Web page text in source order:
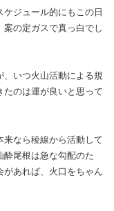
ジュール的にもこの日
の定ガスで真っ白でし
、いつ火山活動による規
のは運が良いと思って
来なら稜線から活動して
酔尾根は急な勾配のた
あれば、火口をちゃん